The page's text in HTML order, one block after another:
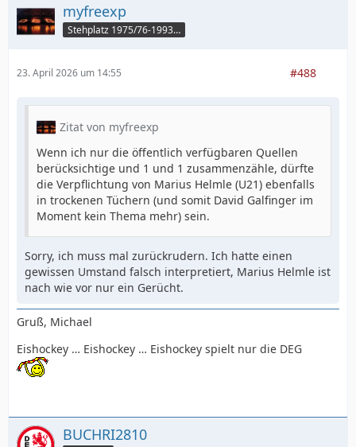
myfreexp
Stehplatz 1975/76-1993/94
23. April 2026 um 14:55 #488
Zitat von myfreexp
Wenn ich nur die öffentlich verfügbaren Quellen
berücksichtige und 1 und 1 zusammenzähle, dürfte
die Verpflichtung von Marius Helmle (U21) ebenfalls
in trockenen Tüchern (und somit David Galfinger im
Moment kein Thema mehr) sein.
Sorry, ich muss mal zurückrudern. Ich hatte einen
gewissen Umstand falsch interpretiert, Marius Helmle ist
nach wie vor nur ein Gerücht.
Gruß, Michael
Eishockey … Eishockey … Eishockey spielt nur die DEG
BUCHRI2810